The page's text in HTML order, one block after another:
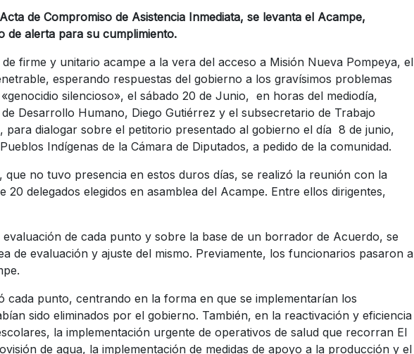
de Compromiso de Asistencia Inmediata, se levanta el Acampe,
de alerta para su cumplimiento.
de firme y unitario acampe a la vera del acceso a Misión Nueva Pompeya, el
esperando respuestas del gobierno a los gravísimos problemas
silencioso», el sábado 20 de Junio, en horas del mediodía,
Desarrollo Humano, Diego Gutiérrez y el subsecretario de Trabajo
para dialogar sobre el petitorio presentado al gobierno el día 8 de junio,
Indígenas de la Cámara de Diputados, a pedido de la comunidad.
que no tuvo presencia en estos duros días, se realizó la reunión con la
20 delegados elegidos en asamblea del Acampe. Entre ellos dirigentes,
evaluación de cada punto y sobre la base de un borrador de Acuerdo, se
de evaluación y ajuste del mismo. Previamente, los funcionarios pasaron a
cada punto, centrando en la forma en que se implementarían los
sido eliminados por el gobierno. También, en la reactivación y eficiencia
la implementación urgente de operativos de salud que recorran El
de agua, la implementación de medidas de apoyo a la producción y el